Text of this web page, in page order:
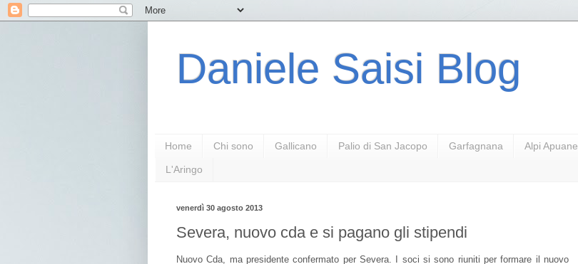
Daniele Saisi Blog
Home Chi sono Gallicano Palio di San Jacopo Garfagnana Alpi Apuane
L'Aringo
venerdì 30 agosto 2013
Severa, nuovo cda e si pagano gli stipendi
Nuovo Cda, ma presidente confermato per Severa. I soci si sono riuniti per formare il nuovo